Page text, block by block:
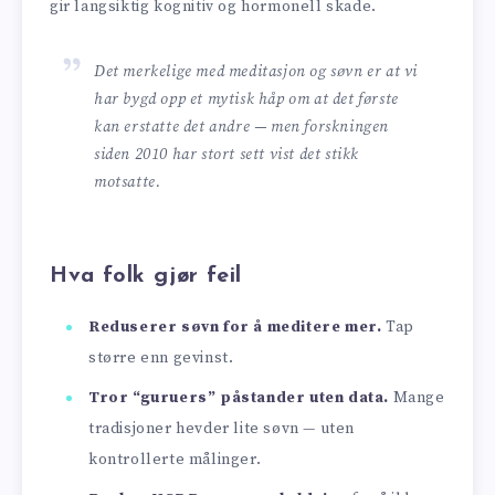
gir langsiktig kognitiv og hormonell skade.
Det merkelige med meditasjon og søvn er at vi
har bygd opp et mytisk håp om at det første
kan erstatte det andre — men forskningen
siden 2010 har stort sett vist det stikk
motsatte.
Hva folk gjør feil
Reduserer søvn for å meditere mer. Tap
større enn gevinst.
Tror “guruers” påstander uten data. Mange
tradisjoner hevder lite søvn — uten
kontrollerte målinger.